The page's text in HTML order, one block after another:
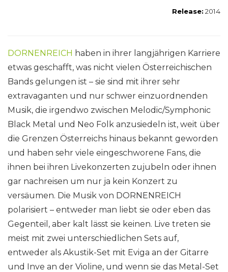
Release: 2014
DORNENREICH haben in ihrer langjährigen Karriere
etwas geschafft, was nicht vielen Österreichischen
Bands gelungen ist – sie sind mit ihrer sehr
extravaganten und nur schwer einzuordnenden
Musik, die irgendwo zwischen Melodic/Symphonic
Black Metal und Neo Folk anzusiedeln ist, weit über
die Grenzen Österreichs hinaus bekannt geworden
und haben sehr viele eingeschworene Fans, die
ihnen bei ihren Livekonzerten zujubeln oder ihnen
gar nachreisen um nur ja kein Konzert zu
versäumen. Die Musik von DORNENREICH
polarisiert – entweder man liebt sie oder eben das
Gegenteil, aber kalt lässt sie keinen. Live treten sie
meist mit zwei unterschiedlichen Sets auf,
entweder als Akustik-Set mit Eviga an der Gitarre
und Inve an der Violine, und wenn sie das Metal-Set